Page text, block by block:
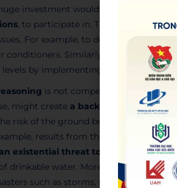
investment would make the
, to participate in. Therefore, it is
For example, to deal with rising
conditioners. Similarly, residents living
by implementing seawalls.
is not compelling since the
might create a backfire effecton
risk of the ground being drowned by
results from the increase in
existential threat to
not only
drinkable water. Moreover, climate
such as storms, typhoons, and